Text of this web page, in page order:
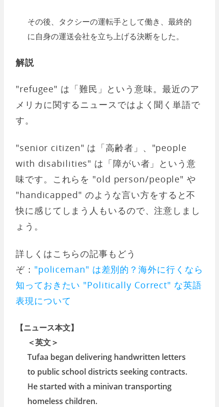
その後、タクシーの運転手として働き、最終的
に自身の運送会社を立ち上げる決断をした。
解説
"refugee" は「難民」という意味。最近のア
メリカに関するニュースではよく聞く単語で
す。
"senior citizen" は「高齢者」、"people
with disabilities" は「障がい者」という意
味です。これらを "old person/people" や
"handicapped" のような言い方をすると不
快に感じてしまう人もいるので、注意しまし
ょう。
詳しくはこちらの記事もどう
ぞ： "policeman" は差別的？海外に行くなら
知っておきたい "Politically Correct" な英語
表現について
【ニュース本文】
＜英文＞
Tufaa began delivering handwritten letters
to public school districts seeking contracts.
He started with a minivan transporting
homeless children.